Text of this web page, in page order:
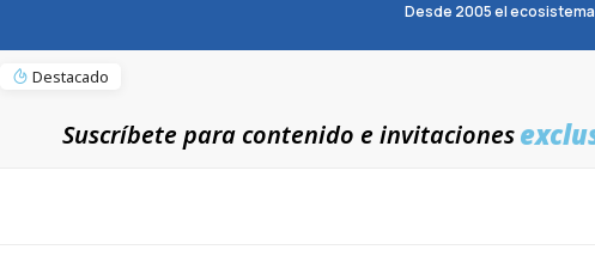
Desde 2005 el
Destacado
Suscríbete para contenido e invitaciones